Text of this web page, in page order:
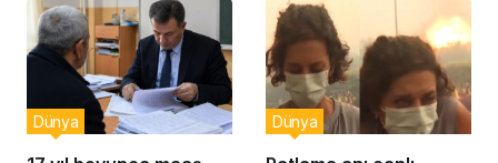
Dünya Dünya